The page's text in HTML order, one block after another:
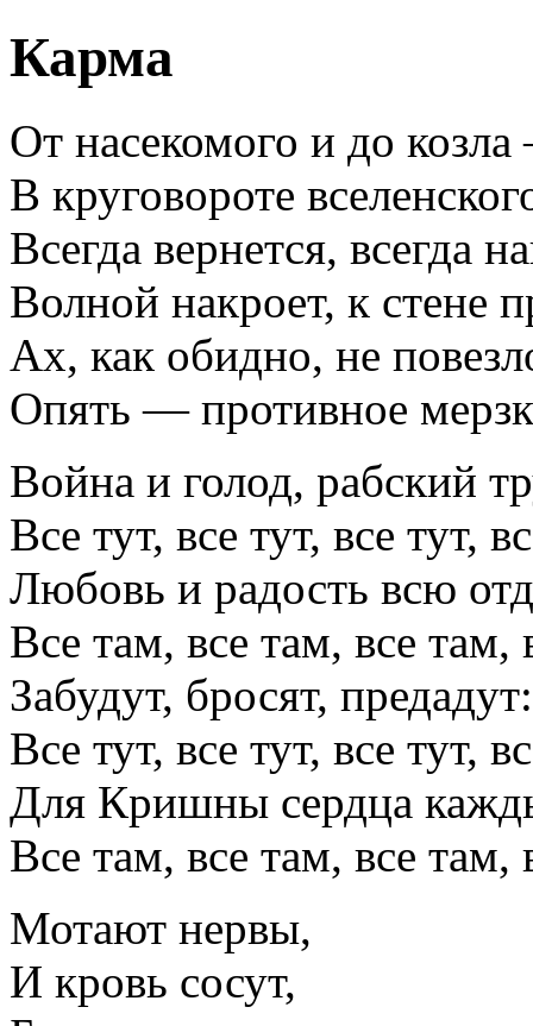
Карма
От насекомого и до
В круговороте
Всегда вернется, всегда
Волной накроет, к стене
Ах, как обидно, не
Опять — противное
Война и голод, рабский
Все тут, все тут, все тут,
Любовь и радость всю
Все там, все там, все там,
Забудут, бросят, предадут:
Все тут, все тут, все тут,
Для Кришны сердца
Все там, все там, все там,
Мотают нервы,
И кровь сосут,